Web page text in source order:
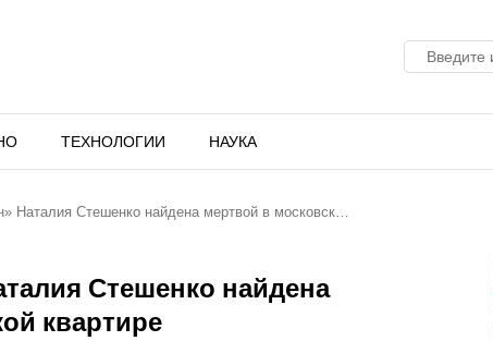
ТЕХНОЛОГИИ НАУКА
Наталия Стешенко найдена мертвой в московск…
Стешенко найдена
квартире